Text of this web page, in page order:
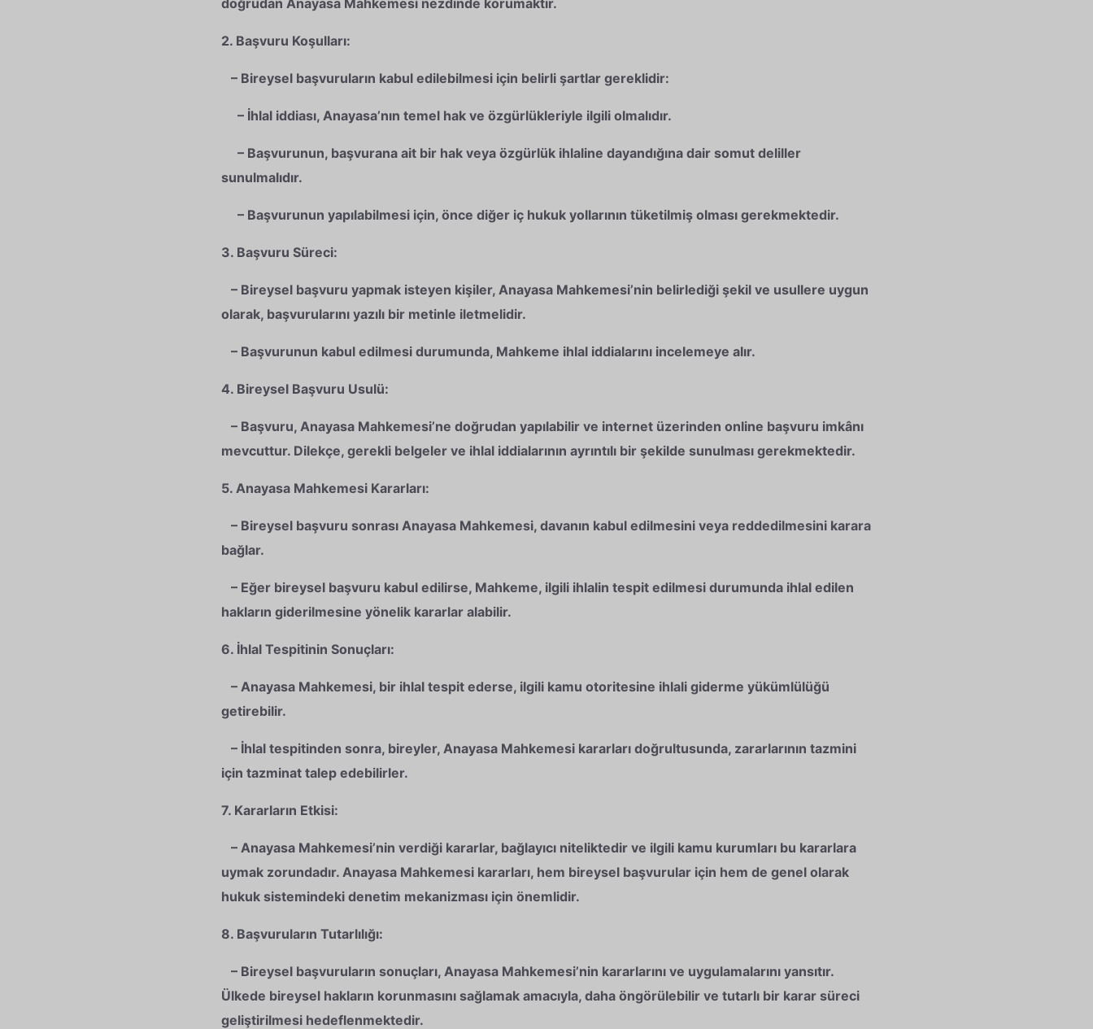
2. Başvuru Koşulları:
– Bireysel başvuruların kabul edilebilmesi için belirli şartlar gereklidir:
– İhlal iddiası, Anayasa’nın temel hak ve özgürlükleriyle ilgili olmalıdır.
– Başvurunun, başvurana ait bir hak veya özgürlük ihlaline dayandığına dair somut deliller
sunulmalıdır.
– Başvurunun yapılabilmesi için, önce diğer iç hukuk yollarının tüketilmiş olması gerekmektedir.
3. Başvuru Süreci:
– Bireysel başvuru yapmak isteyen kişiler, Anayasa Mahkemesi’nin belirlediği şekil ve usullere uygun
olarak, başvurularını yazılı bir metinle iletmelidir.
– Başvurunun kabul edilmesi durumunda, Mahkeme ihlal iddialarını incelemeye alır.
4. Bireysel Başvuru Usulü:
– Başvuru, Anayasa Mahkemesi’ne doğrudan yapılabilir ve internet üzerinden online başvuru imkânı
mevcuttur. Dilekçe, gerekli belgeler ve ihlal iddialarının ayrıntılı bir şekilde sunulması gerekmektedir.
5. Anayasa Mahkemesi Kararları:
– Bireysel başvuru sonrası Anayasa Mahkemesi, davanın kabul edilmesini veya reddedilmesini karara
bağlar.
– Eğer bireysel başvuru kabul edilirse, Mahkeme, ilgili ihlalin tespit edilmesi durumunda ihlal edilen
hakların giderilmesine yönelik kararlar alabilir.
6. İhlal Tespitinin Sonuçları:
– Anayasa Mahkemesi, bir ihlal tespit ederse, ilgili kamu otoritesine ihlali giderme yükümlülüğü
getirebilir.
– İhlal tespitinden sonra, bireyler, Anayasa Mahkemesi kararları doğrultusunda, zararlarının tazmini
için tazminat talep edebilirler.
7. Kararların Etkisi:
– Anayasa Mahkemesi’nin verdiği kararlar, bağlayıcı niteliktedir ve ilgili kamu kurumları bu kararlara
uymak zorundadır. Anayasa Mahkemesi kararları, hem bireysel başvurular için hem de genel olarak
hukuk sistemindeki denetim mekanizması için önemlidir.
8. Başvuruların Tutarlılığı:
– Bireysel başvuruların sonuçları, Anayasa Mahkemesi’nin kararlarını ve uygulamalarını yansıtır.
Ülkede bireysel hakların korunmasını sağlamak amacıyla, daha öngörülebilir ve tutarlı bir karar süreci
geliştirilmesi hedeflenmektedir.